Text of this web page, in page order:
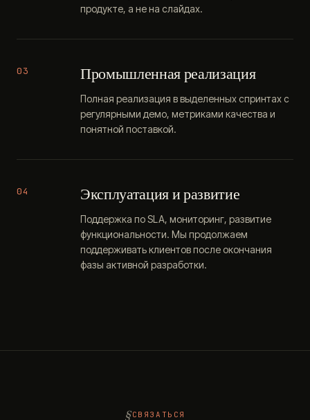
продукте, а не на слайдах.
03 Промышленная реализация
Полная реализация в выделенных спринтах с
регулярными демо, метриками качества и
понятной поставкой.
04 Эксплуатация и развитие
Поддержка по SLA, мониторинг, развитие
функциональности. Мы продолжаем
поддерживать клиентов после окончания
фазы активной разработки.
СВЯЗАТЬСЯ